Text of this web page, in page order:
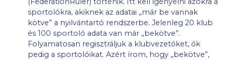
sportolókra, akiknek az adatai „már be vannak
kötve” a nyilvántartó rendszerbe. Jelenleg 20 klub
és 100 sportoló adata van már „bekötve”.
Folyamatosan regisztráljuk a klubvezetőket, ők
pedig a sportolóikat. Azért írom, hogy „bekötve”,